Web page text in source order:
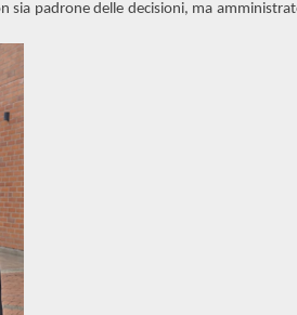
sia padrone delle decisioni, ma